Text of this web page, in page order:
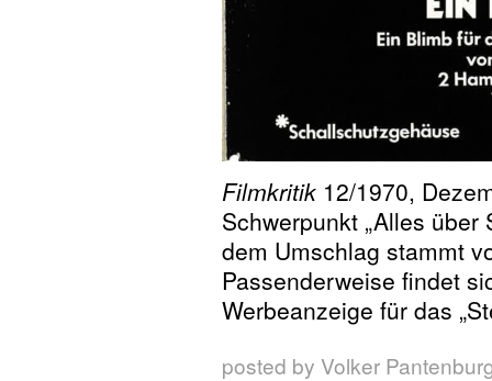
Filmkritik 12/1970,
Schwerpunkt „Alles über
dem Umschlag stammt
Passenderweise findet
Werbeanzeige für das
posted by Volker